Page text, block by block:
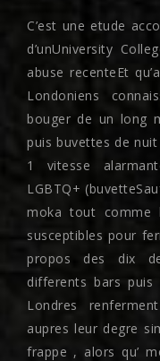
C’est une etude
d’unUniversity
abuse recenteEt
Londoniens
bouger de un long
puis buvettes de
1 vitesse
LGBTQ+
moka tout comme
susceptibles pour
propos des dix
differents bars puis
Londres
aupres leur degre
frappe , alors qu’